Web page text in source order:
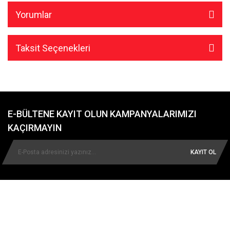
Yorumlar
Taksit Seçenekleri
E-BÜLTENE KAYIT OLUN KAMPANYALARIMIZI
KAÇIRMAYIN
KAYIT OL